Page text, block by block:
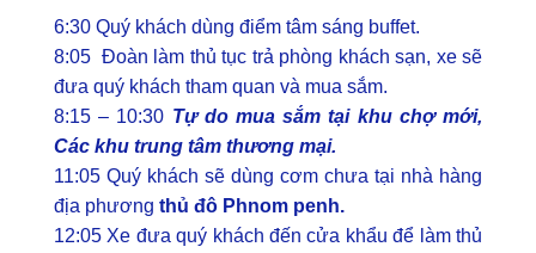
6:30 Quý khách dùng điểm tâm sáng buffet.
8:05 Đoàn làm thủ tục trả phòng khách sạn, xe sẽ
đưa quý khách tham quan và mua sắm.
8:15 – 10:30 Tự do mua sắm tại khu chợ mới,
Các khu trung tâm thương mại.
11:05 Quý khách sẽ dùng cơm chưa tại nhà hàng
địa phương thủ đô Phnom penh.
12:05 Xe đưa quý khách đến cửa khẩu để làm thủ